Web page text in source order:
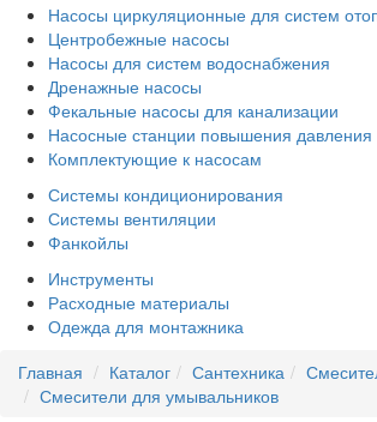
Насосы циркуляционные для систем
Центробежные насосы
Насосы для систем водоснабжения
Дренажные насосы
Фекальные насосы для канализации
Насосные станции повышения давления
Комплектующие к насосам
Системы кондиционирования
Системы вентиляции
Фанкойлы
Инструменты
Расходные материалы
Одежда для монтажника
Главная
Каталог Сантехника
Смесители для умывальников